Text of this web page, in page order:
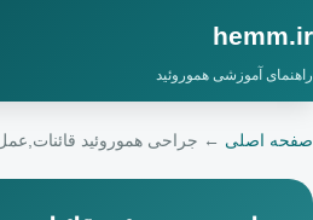
hemm.ir
راهنمای آموزشی هموروئید
صفحه اصلی ← جراحی هموروئید